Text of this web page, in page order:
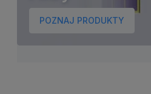
POZNAJ PRODUKTY